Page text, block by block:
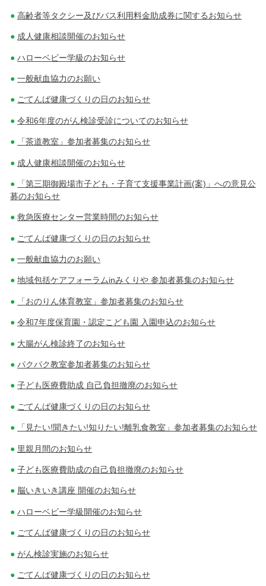
高齢者等タクシー及びバス利用料金助成券に関するお知らせ
成人健康相談開催のお知らせ
ハローベビー学級のお知らせ
一般献血協力のお願い
ごてんば健康づくりの日のお知らせ
令和6年度のがん検診受診についてのお知らせ
「茶道教室」参加者募集のお知らせ
成人健康相談開催のお知らせ
「第三期御殿場市子ども・子育て支援事業計画(案)」への意見公
募のお知らせ
救急医療センター営業時間のお知らせ
ごてんば健康づくりの日のお知らせ
一般献血協力のお願い
地域包括ケアフォーラムinみくりや 参加者募集のお知らせ
「おのりん体育教室」参加者募集のお知らせ
令和7年度保育園・認定こども園 入園申込のお知らせ
大腸がん検診終了のお知らせ
パクパク教室参加者募集のお知らせ
子ども医療費助成 自己負担撤廃のお知らせ
ごてんば健康づくりの日のお知らせ
「見たい!聞きたい!知りたい!離乳食教室」参加者募集のお知らせ
里親月間のお知らせ
子ども医療費助成の自己負担撤廃のお知らせ
脳いきいき講座 開催のお知らせ
ハローベビー学級開催のお知らせ
ごてんば健康づくりの日のお知らせ
がん検診実施のお知らせ
ごてんば健康づくりの日のお知らせ